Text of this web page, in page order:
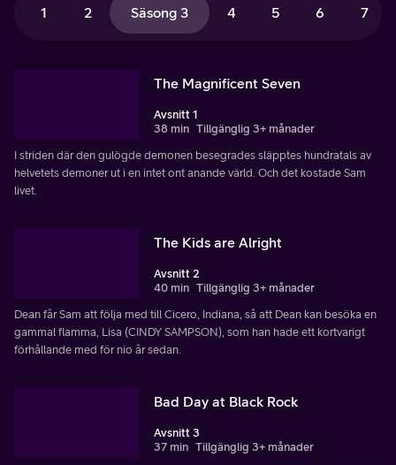
1 2 Säsong 3 4 5 6 7
The Magnificent Seven
Avsnitt 1
38 min Tillgänglig 3+ månader
I striden där den gulögde demonen besegrades släpptes hundratals av
helvetets demoner ut i en intet ont anande värld. Och det kostade Sam
livet.
The Kids are Alright
Avsnitt 2
40 min Tillgänglig 3+ månader
Dean får Sam att följa med till Cicero, Indiana, så att Dean kan besöka en
gammal flamma, Lisa (CINDY SAMPSON), som han hade ett kortvarigt
förhållande med för nio år sedan.
Bad Day at Black Rock
Avsnitt 3
37 min Tillgänglig 3+ månader